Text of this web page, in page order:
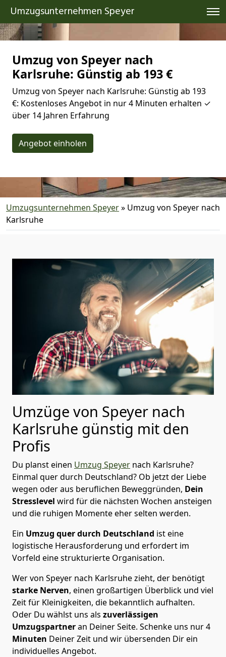
Umzugsunternehmen Speyer
Umzug von Speyer nach
Karlsruhe: Günstig ab 193 €
Umzug von Speyer nach Karlsruhe: Günstig ab 193
€: Kostenloses Angebot in nur 4 Minuten erhalten ✓
über 14 Jahren Erfahrung
Angebot einholen
Umzugsunternehmen Speyer» Umzug von Speyer nach
Karlsruhe
Umzüge von Speyer nach
Karlsruhe günstig mit den
Profis
Du planst einen Umzug Speyer nach Karlsruhe?
Einmal quer durch Deutschland? Ob jetzt der Liebe
wegen oder aus beruflichen Beweggründen, Dein
Stresslevel wird für die nächsten Wochen ansteigen
und die ruhigen Momente eher selten werden.
Ein Umzug quer durch Deutschland ist eine
logistische Herausforderung und erfordert im
Vorfeld eine strukturierte Organisation.
Wer von Speyer nach Karlsruhe zieht, der benötigt
starke Nerven, einen großartigen Überblick und viel
Zeit für Kleinigkeiten, die bekanntlich aufhalten.
Oder Du wählst uns als zuverlässigen
Umzugspartneran Deiner Seite. Schenke uns nur4
Minuten Deiner Zeit und wir übersenden Dir ein
individuelles Angebot.